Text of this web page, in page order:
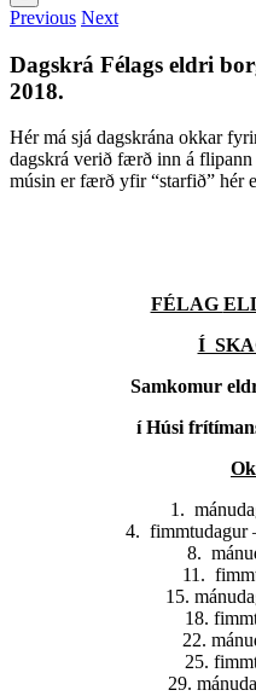
Previous Next
Dagskrá Félags eldri
2018.
Hér má sjá dagskrána okkar
dagskrá verið færð inn á
músin er færð yfir “starfið” hér
FÉLAG
Í
Samkomur
í Húsi
1.
4. fimmtudagur
8.
11.
15.
18.
22.
25.
29.